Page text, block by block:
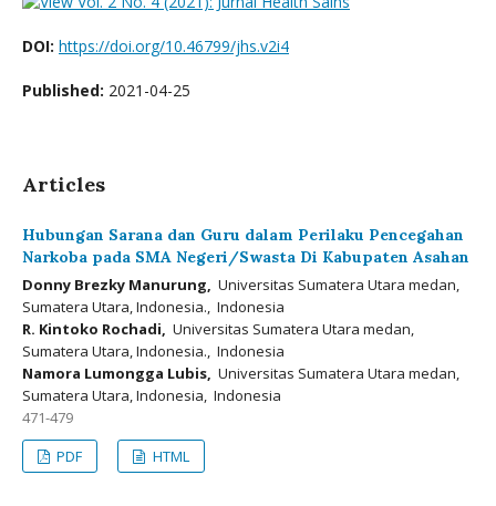
DOI: https://doi.org/10.46799/jhs.v2i4
Published: 2021-04-25
Articles
Hubungan Sarana dan Guru dalam Perilaku Pencegahan
Narkoba pada SMA Negeri/Swasta Di Kabupaten Asahan
Donny Brezky Manurung, Universitas Sumatera Utara medan,
Sumatera Utara, Indonesia., Indonesia
R. Kintoko Rochadi, Universitas Sumatera Utara medan,
Sumatera Utara, Indonesia., Indonesia
Namora Lumongga Lubis, Universitas Sumatera Utara medan,
Sumatera Utara, Indonesia, Indonesia
471-479
PDF
HTML